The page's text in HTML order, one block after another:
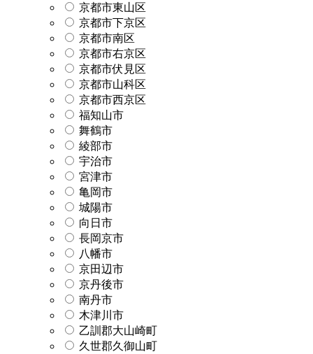
京都市東山区
京都市下京区
京都市南区
京都市右京区
京都市伏見区
京都市山科区
京都市西京区
福知山市
舞鶴市
綾部市
宇治市
宮津市
亀岡市
城陽市
向日市
長岡京市
八幡市
京田辺市
京丹後市
南丹市
木津川市
乙訓郡大山崎町
久世郡久御山町